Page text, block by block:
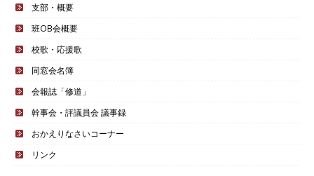
支部・概要
班OB会概要
校歌・応援歌
同窓会名簿
会報誌「修道」
幹事会・評議員会 議事録
おかえりなさいコーナー
リンク